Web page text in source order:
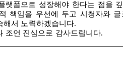
랫폼으로 성장해야 한다는 점을
책임을 우선에 두고 시청자와
해서 노력하겠습니다.
조언 진심으로 감사드립니다.